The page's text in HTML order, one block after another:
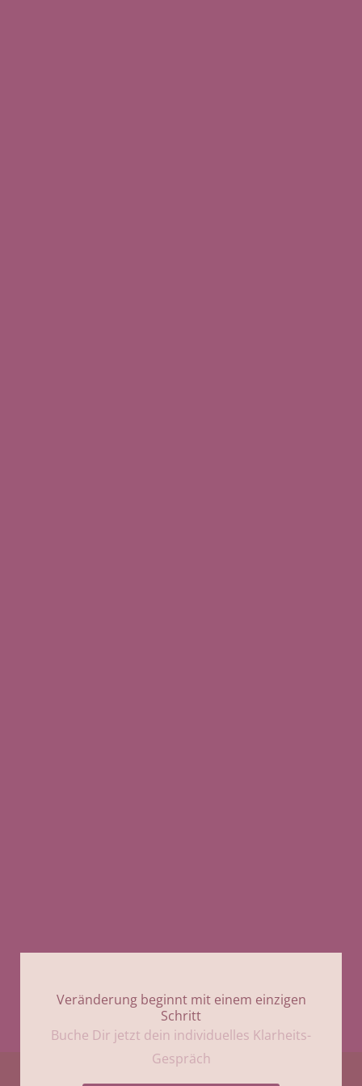
Veränderung beginnt mit einem einzigen
Schritt
Buche Dir jetzt dein individuelles Klarheits-
Gespräch